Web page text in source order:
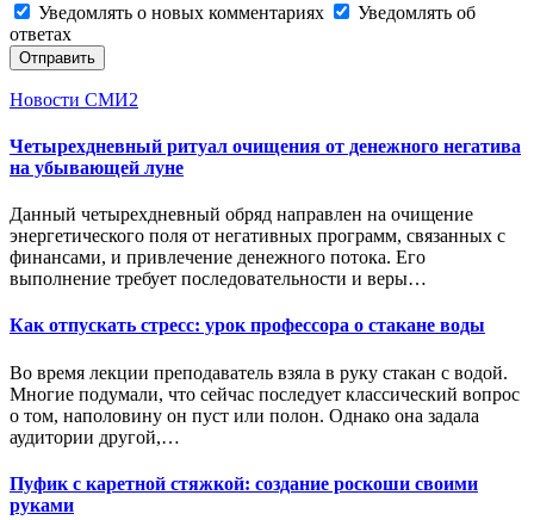
Уведомлять о новых комментариях
Уведомлять об
ответах
Отправить
Новости СМИ2
Четырехдневный ритуал очищения от денежного негатива
на убывающей луне
Данный четырехдневный обряд направлен на очищение
энергетического поля от негативных программ, связанных с
финансами, и привлечение денежного потока. Его
выполнение требует последовательности и веры…
Как отпускать стресс: урок профессора о стакане воды
Во время лекции преподаватель взяла в руку стакан с водой.
Многие подумали, что сейчас последует классический вопрос
о том, наполовину он пуст или полон. Однако она задала
аудитории другой,…
Пуфик с каретной стяжкой: создание роскоши своими
руками